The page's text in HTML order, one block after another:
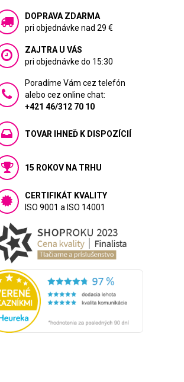
DOPRAVA ZDARMA
pri objednávke nad 29 €
ZAJTRA U VÁS
pri objednávke do 15:30
Poradíme Vám cez telefón
alebo cez online chat:
+421 46/312 70 10
TOVAR IHNEĎ K DISPOZÍCIÍ
15 ROKOV NA TRHU
CERTIFIKÁT KVALITY
ISO 9001 a ISO 14001